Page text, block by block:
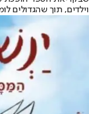
וילדים, תוך שהגדולים